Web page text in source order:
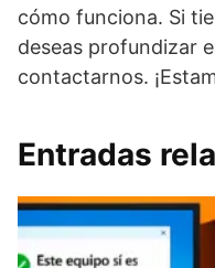
cómo funciona. Si
deseas profundizar
contactarnos.
Entradas